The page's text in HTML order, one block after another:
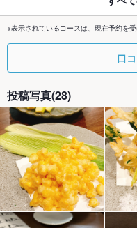
※表示されているコースは、現在予約を
口
投稿写真(28)